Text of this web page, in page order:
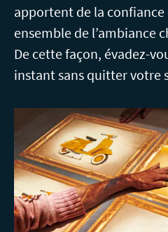
apportent de la confiance
ensemble de l’ambiance
De cette façon, évadez-
instant sans quitter votre